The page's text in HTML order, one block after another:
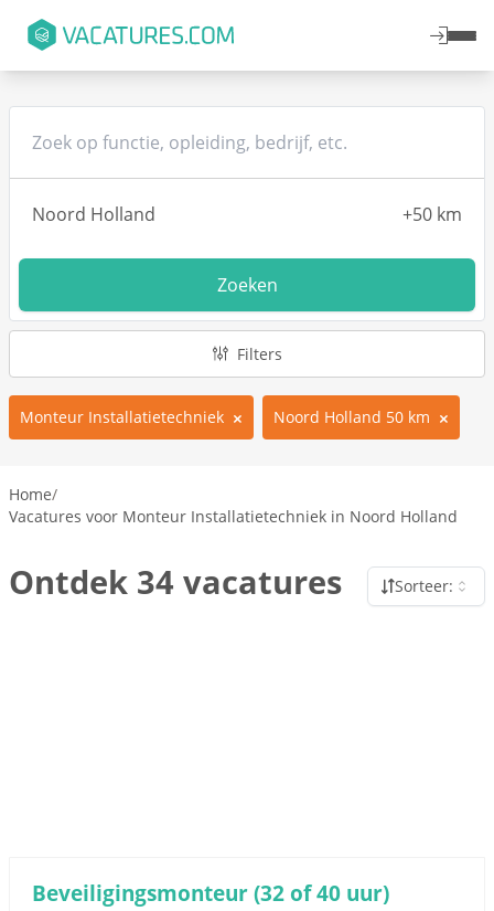
Zoeken
Filters
Monteur Installatietechniek Noord Holland 50 km
Home/
Vacatures voor Monteur Installatietechniek in Noord Holland
Ontdek 34 vacatures Sorteer:
Beveiligingsmonteur (32 of 40 uur)